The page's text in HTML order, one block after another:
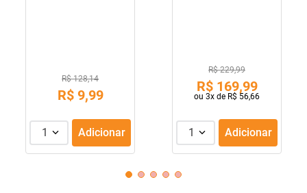
R$ 128,14
R$ 9,99
1 Adicionar
R$ 229,99
R$ 169,99
ou 3x de R$ 56,66
1 Adicionar